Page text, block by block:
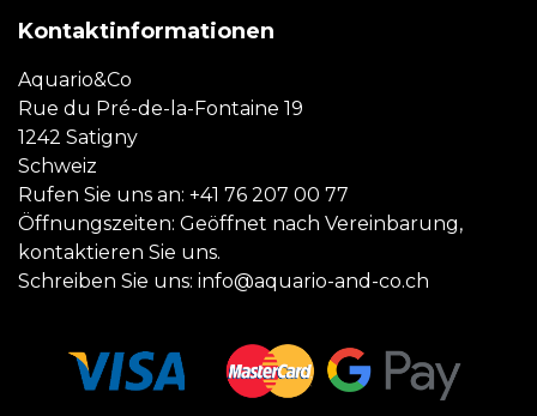
Kontaktinformationen
Aquario&Co
Rue du Pré-de-la-Fontaine 19
1242 Satigny
Schweiz
Rufen Sie uns an: +41 76 207 00 77
Öffnungszeiten: Geöffnet nach Vereinbarung,
kontaktieren Sie uns.
Schreiben Sie uns: info@aquario-and-co.ch